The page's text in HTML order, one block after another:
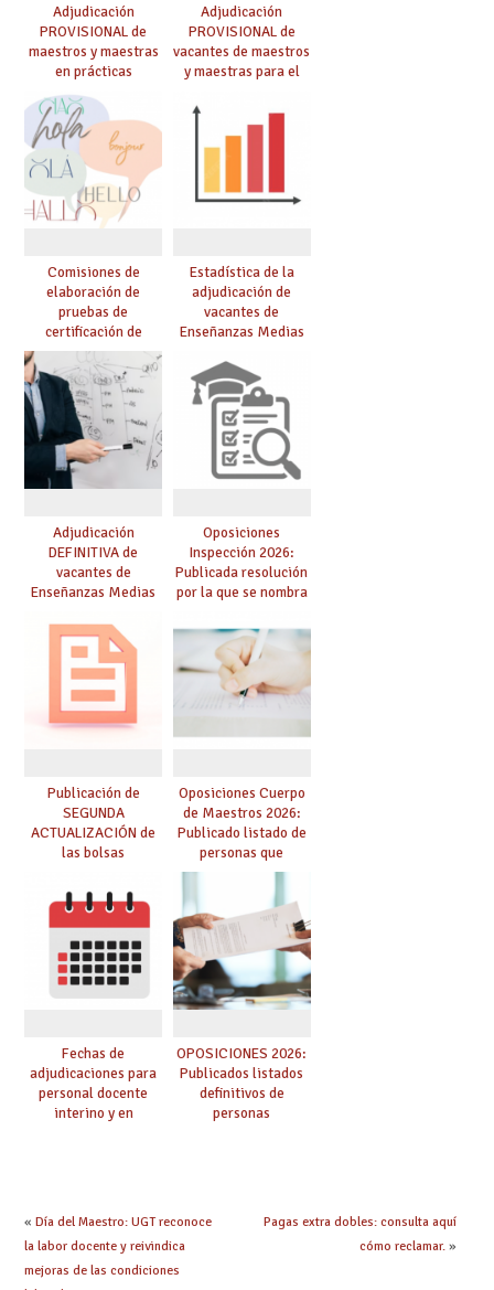
Adjudicación
PROVISIONAL de
maestros y maestras
en prácticas
Adjudicación
PROVISIONAL de
vacantes de maestros
y maestras para el
Comisiones de
elaboración de
pruebas de
certificación de
competencia
lingüística: publicada
resolución definitiva
Estadística de la
adjudicación de
vacantes de
Enseñanzas Medias
Adjudicación
DEFINITIVA de
vacantes de
Enseñanzas Medias
Oposiciones
Inspección 2026:
Publicada resolución
por la que se nombra
prácticas, se regulan
dichas prácticas y se
convoca acto público
de adjudicación
Publicación de
SEGUNDA
ACTUALIZACIÓN de
las bolsas
Cuerpo de Maestros
de especialidades
convocadas a
oposición
Oposiciones Cuerpo
de Maestros 2026:
Publicado listado de
personas que
adquieren nueva
especialidad
Fechas de
adjudicaciones para
personal docente
interino y en
OPOSICIONES 2026:
Publicados listados
definitivos de
personas
« Día del Maestro: UGT reconoce
la labor docente y reivindica
mejoras de las condiciones
Pagas extra dobles: consulta aquí
cómo reclamar.»